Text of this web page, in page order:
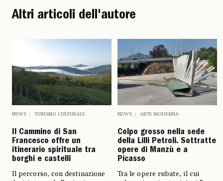
Altri articoli dell'autore
NEWS TURISMO CULTURALE
Il Cammino di San
Francesco offre un
itinerario spirituale tra
borghi e castelli
Il percorso, con destinazione
NEWS ARTE MODERNA
Colpo grosso nella sede
della Lilli Petroli. Sottratte
opere di Manzù e a
Picasso
Tra le opere rubate, il cui